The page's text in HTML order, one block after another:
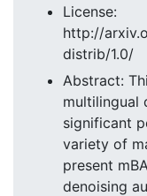
License:
http://
distrib/1.0/
Abstract:
multilingual
significant
variety of
present
denoising